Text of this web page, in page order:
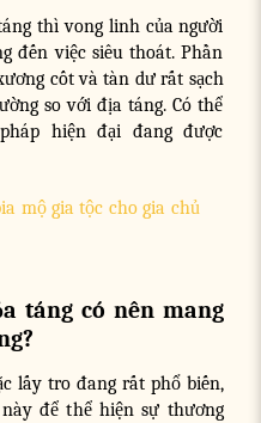
thì vong linh của người
đến việc siêu thoát. Phần
cốt và tàn dư rất sạch
so với địa táng. Có thể
hiện đại đang được
mộ gia tộc cho gia chủ
táng có nên mang
lấy tro đang rất phổ biến,
để thể hiện sự thương